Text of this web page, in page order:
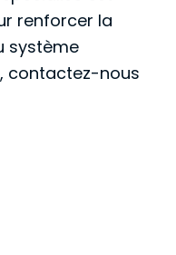
renforcer la
système
contactez-nous